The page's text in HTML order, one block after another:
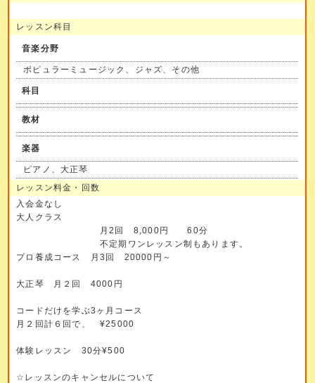
レッスン科目
音楽分野
ポピュラーミュージック、ジャズ、その他
科目
教材
楽器
ピアノ、大正琴
レッスン料金・回数
入会金なし
大人クラス
月2回 8,000円 60分
不定期ワンレッスン制もあります。
プロ養成コース 月3回 20000円～
大正琴 月２回 4000円
コードだけを学ぶ3ヶ月コース
月２回計６回で、 ¥25000
体験レッスン 30分¥500
☆レッスンのキャンセルについて